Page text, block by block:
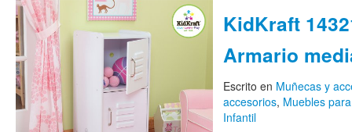
KidKraft
Armario
Escrito en Muñecas y
accesorios, Muebles
Infantil